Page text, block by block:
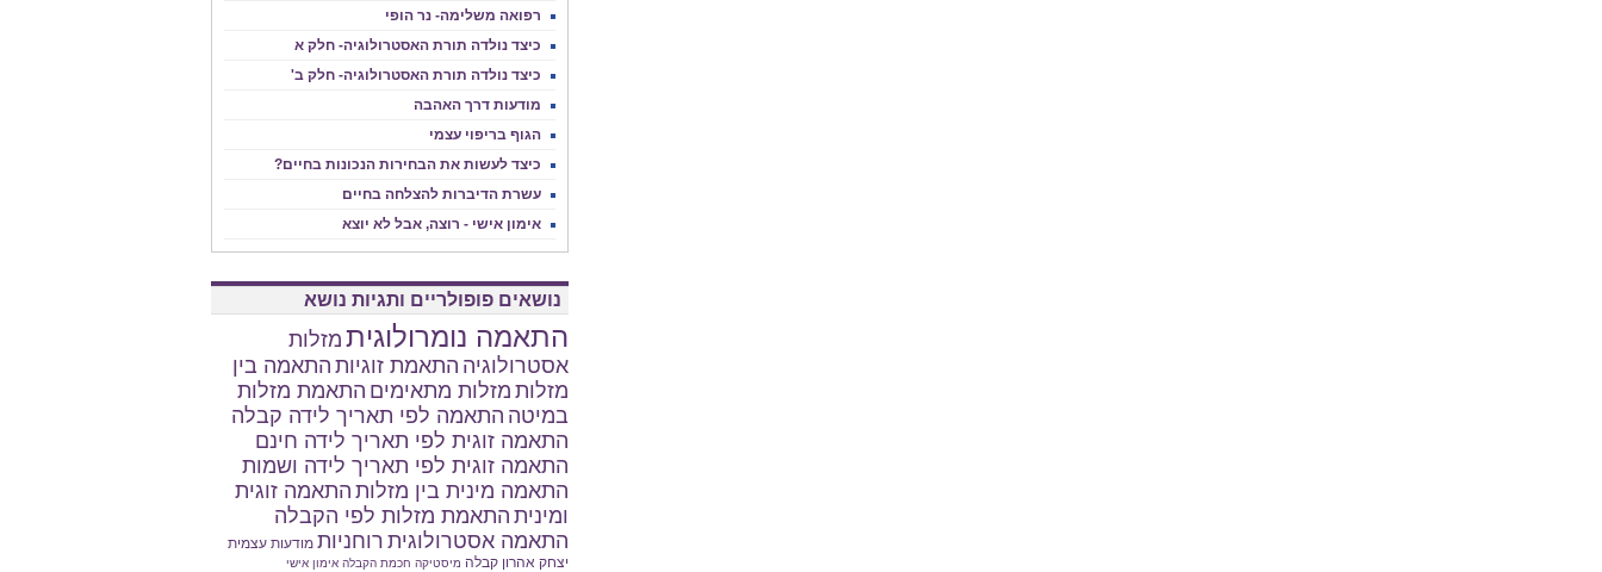
רפואה משלימה- נר הופי
כיצד נולדה תורת האסטרולוגיה- חלק א
כיצד נולדה תורת האסטרולוגיה- חלק ב'
מודעות דרך האהבה
הגוף בריפוי עצמי
כיצד לעשות את הבחירות הנכונות בחיים?
עשרת הדיברות להצלחה בחיים
אימון אישי - רוצה, אבל לא יוצא
נושאים פופולריים ותגיות נושא
התאמה נומרולוגית מזלות
אסטרולוגיה התאמת זוגיות התאמה בין
מזלות מזלות מתאימים התאמת מזלות
במיטה התאמה לפי תאריך לידה קבלה
התאמה זוגית לפי תאריך לידה חינם
התאמה זוגית לפי תאריך לידה ושמות
התאמה מינית בין מזלות התאמה זוגית
ומינית התאמת מזלות לפי הקבלה
התאמה אסטרולוגית רוחניות מודעות עצמית
יצחק אהרון קבלה מיסטיקה חכמת הקבלה אימון אישי